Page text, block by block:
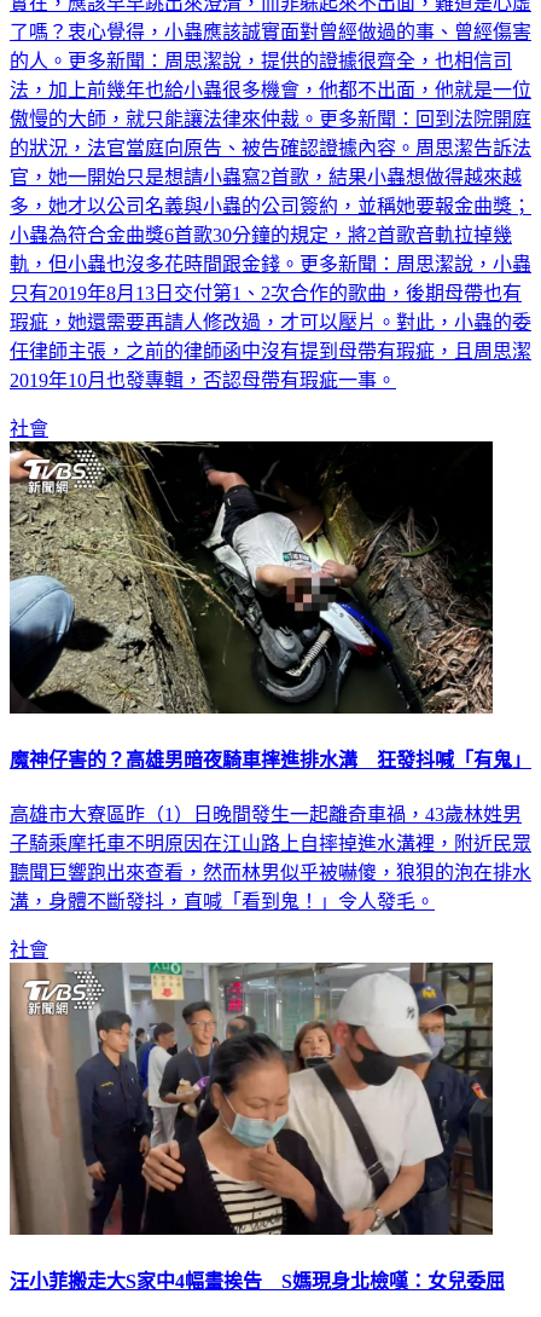
了嗎？衷心覺得，小蟲應該誠實面對曾經做過的事、曾經傷害
的人。更多新聞：周思潔說，提供的證據很齊全，也相信司
法，加上前幾年也給小蟲很多機會，他都不出面，他就是一位
傲慢的大師，就只能讓法律來仲裁。更多新聞：回到法院開庭
的狀況，法官當庭向原告、被告確認證據內容。周思潔告訴法
官，她一開始只是想請小蟲寫2首歌，結果小蟲想做得越來越
多，她才以公司名義與小蟲的公司簽約，並稱她要報金曲獎；
小蟲為符合金曲獎6首歌30分鐘的規定，將2首歌音軌拉掉幾
軌，但小蟲也沒多花時間跟金錢。更多新聞：周思潔說，小蟲
只有2019年8月13日交付第1、2次合作的歌曲，後期母帶也有
瑕疵，她還需要再請人修改過，才可以壓片。對此，小蟲的委
任律師主張，之前的律師函中沒有提到母帶有瑕疵，且周思潔
2019年10月也發專輯，否認母帶有瑕疵一事。
社會
魔神仔害的？高雄男暗夜騎車摔進排水溝 狂發抖喊「有鬼」
高雄市大寮區昨（1）日晚間發生一起離奇車禍，43歲林姓男
子騎乘摩托車不明原因在江山路上自摔掉進水溝裡，附近民眾
聽聞巨響跑出來查看，然而林男似乎被嚇傻，狼狽的泡在排水
溝，身體不斷發抖，直喊「看到鬼！」令人發毛。
社會
汪小菲搬走大S家中4幅畫挨告 S媽現身北檢嘆：女兒委屈